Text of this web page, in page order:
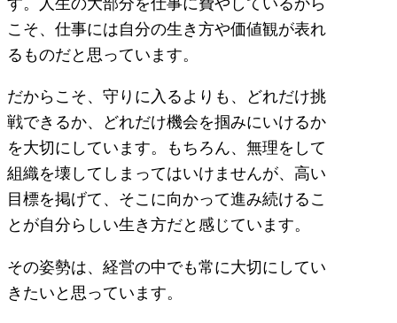
こそ、仕事には自分の生き方や価値観が表れ
るものだと思っています。
だからこそ、守りに入るよりも、どれだけ挑
戦できるか、どれだけ機会を掴みにいけるか
を大切にしています。もちろん、無理をして
組織を壊してしまってはいけませんが、高い
目標を掲げて、そこに向かって進み続けるこ
とが自分らしい生き方だと感じています。
その姿勢は、経営の中でも常に大切にしてい
きたいと思っています。